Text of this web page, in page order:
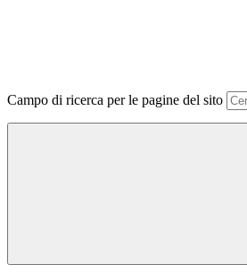
Campo di ricerca per le pagine del sito